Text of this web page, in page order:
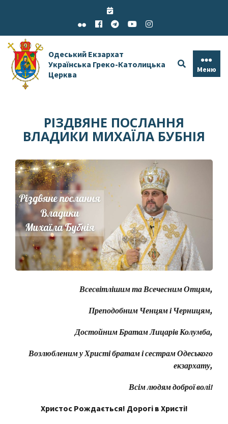
Одеський Екзархат
Українська Греко-Католицька
Церква
Меню
РІЗДВЯНЕ ПОСЛАННЯ
ВЛАДИКИ МИХАЇЛА БУБНІЯ
Всесвітлішим та Всечесним Отцям,
Преподобним Ченцям і Черницям,
Достойним Братам Лицарів Колумба,
Возлюбленим у Христі братам і сестрам Одеського
екзархату,
Всім людям доброї волі!
Христос Рождається! Дорогі в Христі!